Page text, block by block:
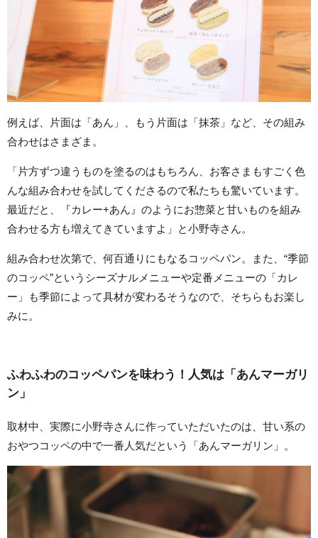
例えば、片面は「あん」、もう片面は「抹茶」など、その組み
合わせはさまざま。
「片方ずつ違うものを塗るのはもちろん、お客さまもすごく色
んな組み合わせを試してくださるので私たちも驚いています。
最近だと、『カレー+あん』のようにお惣菜と甘いものを組み
合わせる方も増えてきていますよ」と小野寺さん。
組み合わせ次第で、何百通りにもなるコッペパン。また、“季節
のコッペ”というシーズナルメニューや定番メニューの「カレ
ー」も季節によって具材が変わるそうなので、そちらもお楽し
みに。
ふわふわのコッペパンを味わう！人気は「あんマーガリ
ン」
取材中、実際に小野寺さんに作っていただいたのは、甘い系の
おやつコッペの中で一番人気だという「あんマーガリン」。